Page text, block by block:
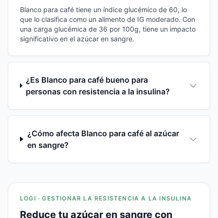
Blanco para café tiene un índice glucémico de 60, lo
que lo clasifica como un alimento de IG moderado. Con
una carga glucémica de 36 por 100g, tiene un impacto
significativo en el azúcar en sangre.
¿Es Blanco para café bueno para
personas con resistencia a la insulina?
¿Cómo afecta Blanco para café al azúcar
en sangre?
LOGI · GESTIONAR LA RESISTENCIA A LA INSULINA
Reduce tu azúcar en sangre con